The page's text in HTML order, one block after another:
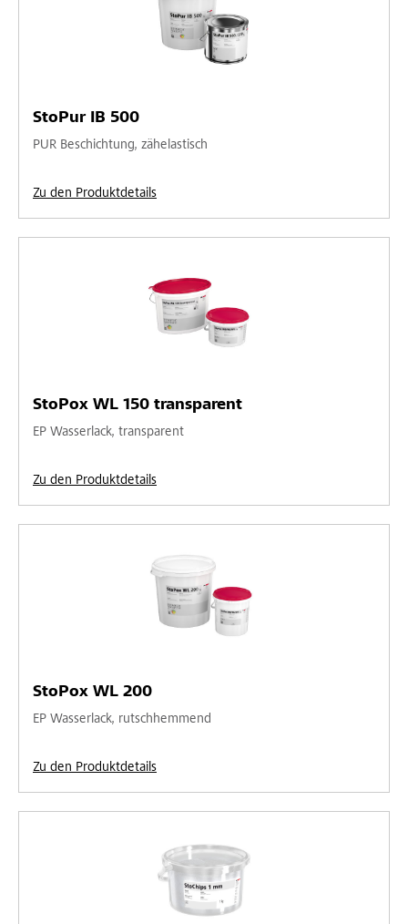
StoPur IB 500
PUR Beschichtung, zähelastisch
Zu den Produktdetails
StoPox WL 150 transparent
EP Wasserlack, transparent
Zu den Produktdetails
StoPox WL 200
EP Wasserlack, rutschhemmend
Zu den Produktdetails